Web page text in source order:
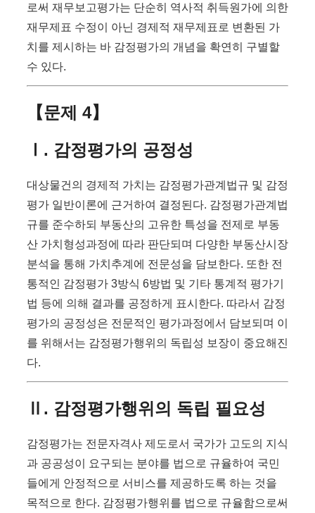
로써 재무보고평가는 단순히 역사적 취득원가에 의한
재무제표 수정이 아닌 경제적 재무제표로 변환된 가
치를 제시하는 바 감정평가의 개념을 확연히 구별할
수 있다.
【문제 4】
Ⅰ. 감정평가의 공정성
대상물건의 경제적 가치는 감정평가관계법규 및 감정
평가 일반이론에 근거하여 결정된다. 감정평가관계법
규를 준수하되 부동산의 고유한 특성을 전제로 부동
산 가치형성과정에 따라 판단되며 다양한 부동산시장
분석을 통해 가치추계에 전문성을 담보한다. 또한 전
통적인 감정평가 3방식 6방법 및 기타 통계적 평가기
법 등에 의해 결과를 공정하게 표시한다. 따라서 감정
평가의 공정성은 전문적인 평가과정에서 담보되며 이
를 위해서는 감정평가행위의 독립성 보장이 중요해진
다.
Ⅱ. 감정평가행위의 독립 필요성
감정평가는 전문자격사 제도로서 국가가 고도의 지식
과 공공성이 요구되는 분야를 법으로 규율하여 국민
들에게 안정적으로 서비스를 제공하도록 하는 것을
목적으로 한다. 감정평가행위를 법으로 규율함으로써